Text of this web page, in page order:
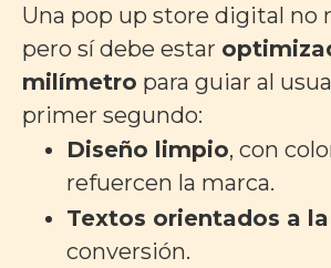
Una pop up store digital no
pero sí debe estar
milímetro para guiar al
primer segundo:
Diseño limpio, con
refuercen la marca.
Textos orientados a
conversión.